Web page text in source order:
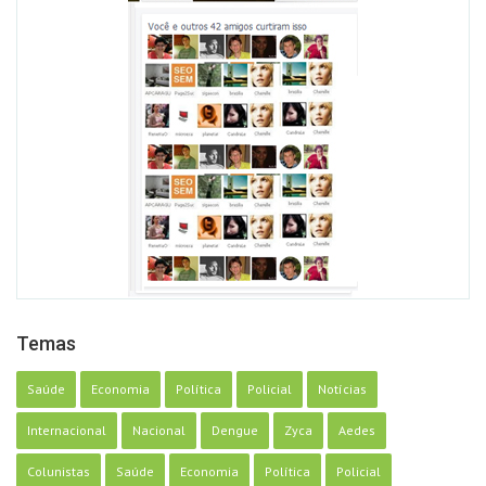
Temas
Saúde Economia Política Policial Notícias
Internacional Nacional Dengue Zyca Aedes
Colunistas Saúde Economia Política Policial